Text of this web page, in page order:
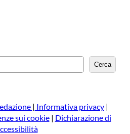
e
a
Cerca
| Informativa privacy|
sui cookie| Dichiarazione di